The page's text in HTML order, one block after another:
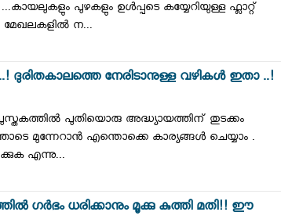
പുഴകളും ഉൾപ്പടെ കയ്യേറിയുള്ള ഫ്ലാറ്റ്
മേഖലകളിൽ ന...
ദുരിതകാലത്തെ നേരിടാനുള്ള വഴികൾ ഇതാ ..!
പുതിയൊരു അദ്ധ്യായത്തിന് തുടക്കം
മുന്നേറാൻ എന്തൊക്കെ കാര്യങ്ങൾ ചെയ്യാം .
എന്നു...
ഗർഭം ധരിക്കാനും മൂക്കു കുത്തി മതി!! ഈ